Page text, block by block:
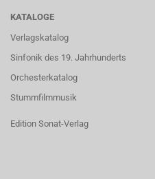
KATALOGE
Verlagskatalog
Sinfonik des 19. Jahrhunderts
Orchesterkatalog
Stummfilmmusik
Edition Sonat-Verlag